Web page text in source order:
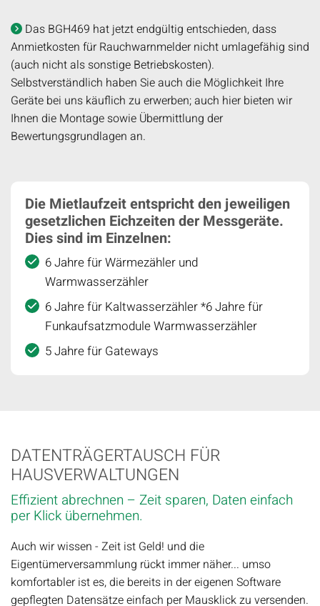
 Das BGH469 hat jetzt endgültig entschieden, dass
Anmietkosten für Rauchwarnmelder nicht umlagefähig sind
(auch nicht als sonstige Betriebskosten).
Selbstverständlich haben Sie auch die Möglichkeit Ihre
Geräte bei uns käuflich zu erwerben; auch hier bieten wir
Ihnen die Montage sowie Übermittlung der
Bewertungsgrundlagen an.
Die Mietlaufzeit entspricht den jeweiligen
gesetzlichen Eichzeiten der Messgeräte.
Dies sind im Einzelnen:
6 Jahre für Wärmezähler und
Warmwasserzähler
6 Jahre für Kaltwasserzähler *6 Jahre für
Funkaufsatzmodule Warmwasserzähler
5 Jahre für Gateways
DATENTRÄGERTAUSCH FÜR
HAUSVERWALTUNGEN
Effizient abrechnen – Zeit sparen, Daten einfach
per Klick übernehmen.
Auch wir wissen - Zeit ist Geld! und die
Eigentümerversammlung rückt immer näher... umso
komfortabler ist es, die bereits in der eigenen Software
gepflegten Datensätze einfach per Mausklick zu versenden.